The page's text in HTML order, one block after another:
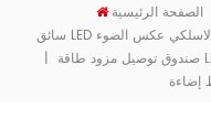
الصفحة الرئيسية
سائق LED لاسلكي عكس الضوء
| صندوق توصيل مزود طاقة LED لاسلكي قابل للتعتيم بتقنية البلوتوث بقدرة